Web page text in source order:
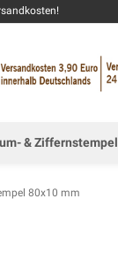
& Ziffernstempel
80x10 mm